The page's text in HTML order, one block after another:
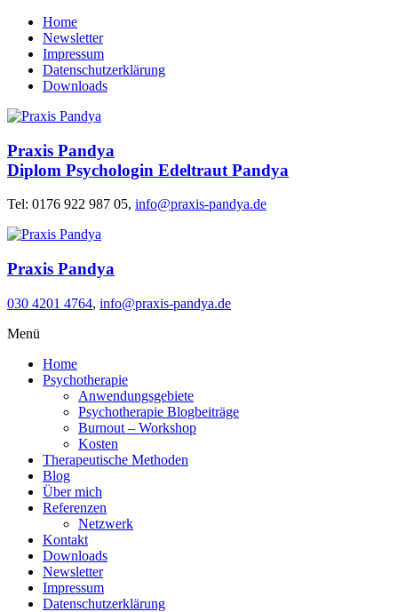
Home
Newsletter
Impressum
Datenschutzerklärung
Downloads
Praxis Pandya
Diplom Psychologin Edeltraut Pandya
Tel: 0176 922 987 05, info@praxis-pandya.de
Praxis Pandya
030 4201 4764, info@praxis-pandya.de
Menü
Home
Psychotherapie
Anwendungsgebiete
Psychotherapie Blogbeiträge
Burnout – Workshop
Kosten
Therapeutische Methoden
Blog
Über mich
Referenzen
Netzwerk
Kontakt
Downloads
Newsletter
Impressum
Datenschutzerklärung